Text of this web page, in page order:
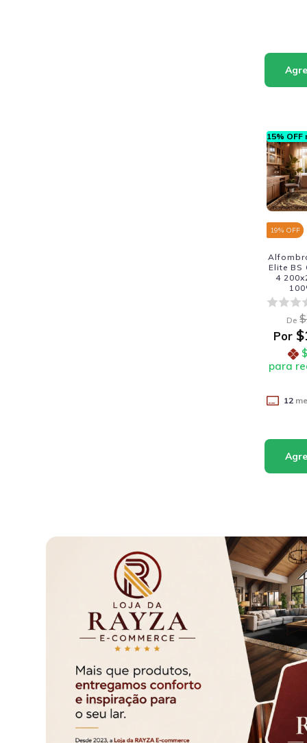
15% OFF
19% OFF
Elite BS
4
De
Por
para
12